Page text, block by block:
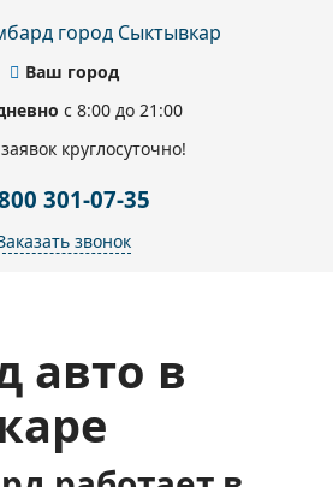
Ваш город
с 8:00 до 21:00
круглосуточно!
301-07-35
звонок
авто в